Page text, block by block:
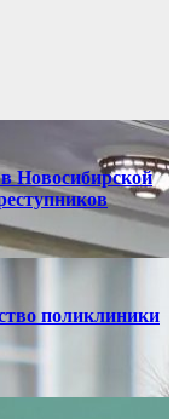
Новосибирской
поликлиники